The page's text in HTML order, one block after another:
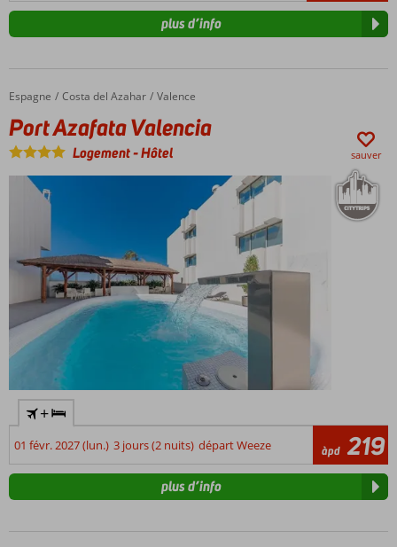
plus d’info
Accueil
Espagne Costa del Azahar Valence
Port Azafata Valencia
Port Azafata Valencia
Logement-Hôtel sauver
+
01 févr. 2027 (lun.) 3 jours (2 nuits) départ Weeze àpd 219
plus d’info